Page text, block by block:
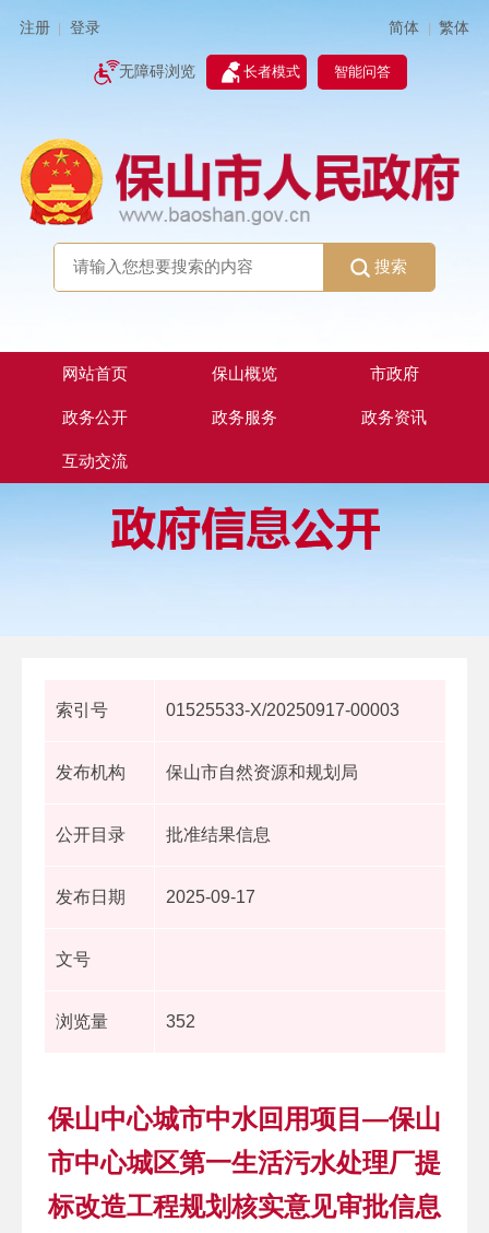
注册 登录 简体 | 繁体
无障碍浏览 长者模式 智能问答
搜索
网站首页 保山概览 市政府
政务公开 政务服务 政务资讯
互动交流
索引号 01525533-X/20250917-00003
发布机构 保山市自然资源和规划局
公开目录 批准结果信息
发布日期 2025-09-17
文号
浏览量 352
保山中心城市中水回用项目—保山
市中心城区第一生活污水处理厂提
标改造工程规划核实意见审批信息